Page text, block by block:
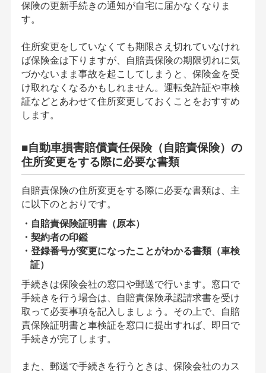
保険の更新手続きの通知が自宅に届かなくなりま
す。
住所変更をしていなくても期限さえ切れていなけれ
ば保険金は下りますが、自賠責保険の期限切れに気
づかないまま事故を起こしてしまうと、保険金を受
け取れなくなるかもしれません。運転免許証や車検
証などとあわせて住所変更しておくことをおすすめ
します。
■自動車損害賠償責任保険（自賠責保険）の
住所変更をする際に必要な書類
自賠責保険の住所変更をする際に必要な書類は、主
に以下のとおりです。
・自賠責保険証明書（原本）
・契約者の印鑑
・登録番号が変更になったことがわかる書類（車検
証）
手続きは保険会社の窓口や郵送で行います。窓口で
手続きを行う場合は、自賠責保険承認請求書を受け
取って必要事項を記入しましょう。その上で、自賠
責保険証明書と車検証を窓口に提出すれば、即日で
手続きが完了します。
また、郵送で手続きを行うときは、保険会社のカス